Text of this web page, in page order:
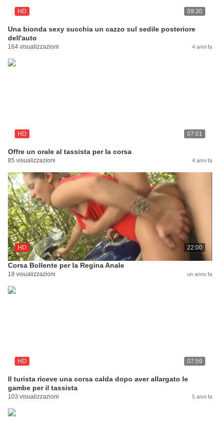
HD 09:30
Una bionda sexy succhia un cazzo sul sedile posteriore
dell'auto
164 visualizzazioni 4 anni fa
HD 07:01
Offre un orale al tassista per la corsa
85 visualizzazioni 4 anni fa
HD 22:00
Corsa Bollente per la Regina Anale
18 visualizzazioni un anno fa
HD 07:59
Il turista riceve una corsa calda dopo aver allargato le
gambe per il tassista
103 visualizzazioni 5 anni fa